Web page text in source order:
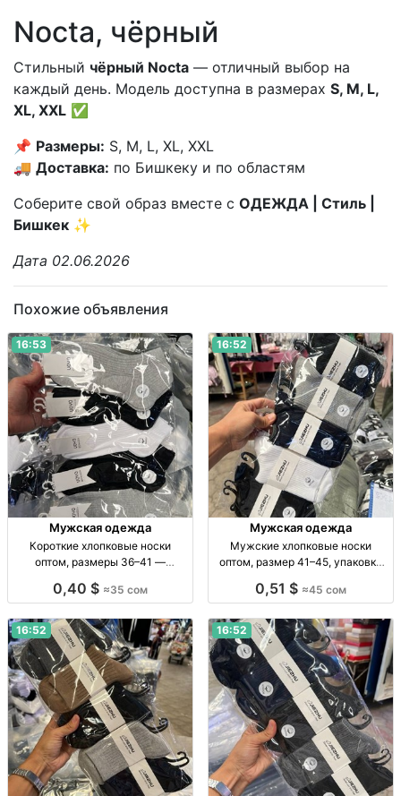
Nocta, чёрный
Стильный чёрный Nocta — отличный выбор на
каждый день. Модель доступна в размерах S, M, L,
XL, XXL ✅
📌 Размеры: S, M, L, XL, XXL
🚚 Доставка: по Бишкеку и по областям
Соберите свой образ вместе с ОДЕЖДА | Стиль |
Бишкек ✨
Дата 02.06.2026
Похожие объявления
16:53
Мужская одежда
Короткие хлопковые носки
оптом, размеры 36–41 —
носки, р-р 36–41, однотонные, уп.
0,40 $ ≈35 сом
16:52
Мужская одежда
Мужские хлопковые носки
оптом, размер 41–45, упаковка
41–45, уп. 10 шт., опт.
0,51 $ ≈45 сом
16:52 16:52